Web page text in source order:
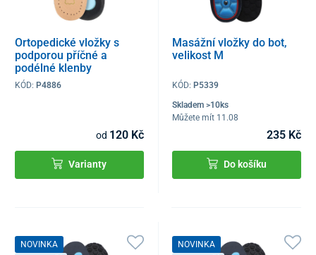
Ortopedické vložky s
podporou příčné a
podélné klenby
KÓD: P4886
od 120 Kč
Varianty
Masážní vložky do bot,
velikost M
KÓD:P5339
Skladem >10ks
Můžete mít 11.08
235 Kč
Do košíku
NOVINKA
NOVINKA